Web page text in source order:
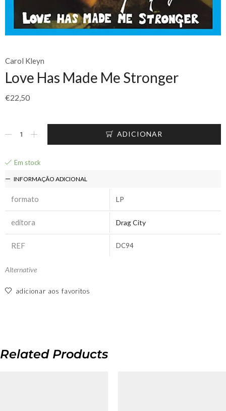
Carol Kleyn
Love Has Made Me Stronger
€22,50
ADICIONAR
Em stock
INFORMAÇÃO ADICIONAL
formato LP
editora Drag City
REF DC94
Alternative
adicionar aos favoritos
Related Products